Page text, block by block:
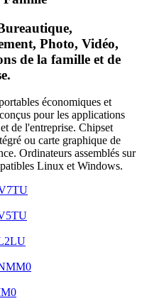
Photo, Vidéo,
de la famille et de
économiques et
pour les applications
de l'entreprise. Chipset
ou carte graphique de
Ordinateurs assemblés sur
Linux et Windows.